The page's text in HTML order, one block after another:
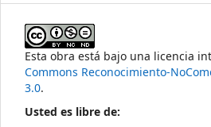
Esta obra está bajo una licencia
Commons Reconocimiento-
3.0.
Usted es libre de: